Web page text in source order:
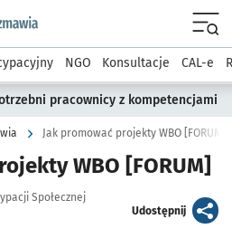
podserwis: Rozmawia
NGO Konsultacje CAL-e
pracownicy z kompetencjami
Jak promować projekty WBO [FORUM]
WBO [FORUM]
Społecznej
Udostępnijartykuł